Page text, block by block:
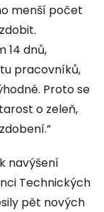
menší počet
14 dnů,
pracovníků,
Proto se
o zeleň,
navýšení
Technických
pět nových